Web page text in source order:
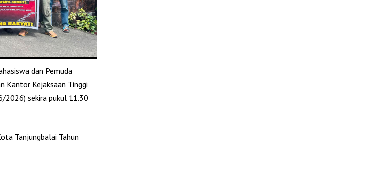
dan Pemuda
Kantor Kejaksaan Tinggi
2026) sekira pukul 11.30
Tanjungbalai Tahun